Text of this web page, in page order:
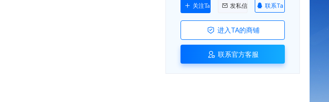
关注Ta 发私信 联系Ta
进入TA的商铺
联系官方客服